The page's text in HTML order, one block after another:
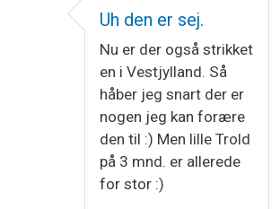
Uh den er sej.
Nu er der også strikket
en i Vestjylland. Så
håber jeg snart der er
nogen jeg kan forære
den til :) Men lille Trold
på 3 mnd. er allerede
for stor :)